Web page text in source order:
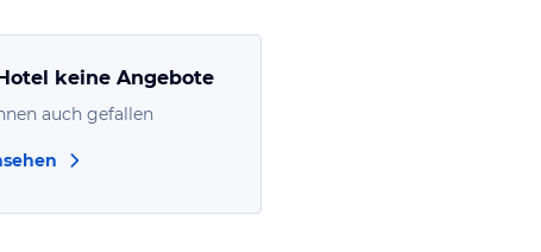
keine Angebote
auch gefallen